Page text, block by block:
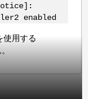
enabled
使用する